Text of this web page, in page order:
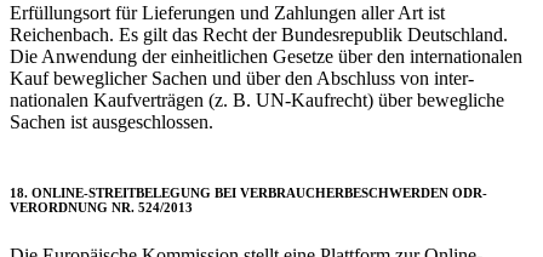
Erfüllungsort für Lieferungen und Zahlungen aller Art ist
Reichenbach. Es gilt das Recht der Bundes­republik Deutschland.
Die Anwendung der einheitlichen Gesetze über den internationalen
Kauf beweglicher Sachen und über den Abschluss von inter­
nationalen Kauf­verträgen (z. B. UN‑Kaufrecht) über bewegliche
Sachen ist ausgeschlossen.
18. ONLINE-STREIT­BE­LEGUNG BEI VER­BRAUCHER­BE­SCHWERDEN ODR-
VERORDNUNG NR. 524/2013